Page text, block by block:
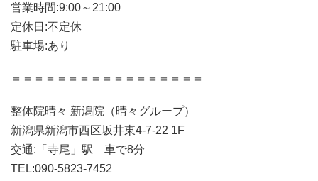
営業時間:9:00～21:00
定休日:不定休
駐車場:あり
＝＝＝＝＝＝＝＝＝＝＝＝＝＝＝＝＝
整体院晴々 新潟院（晴々グループ）
新潟県新潟市西区坂井東4-7-22 1F
交通:「寺尾」駅 車で8分
TEL:090-5823-7452